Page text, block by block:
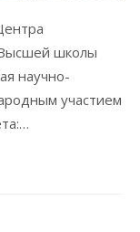
Высшей школы
научно-
участием